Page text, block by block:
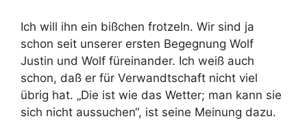
Ich will ihn ein bißchen frotzeln. Wir sind ja
schon seit unserer ersten Begegnung Wolf
Justin und Wolf füreinander. Ich weiß auch
schon, daß er für Verwandtschaft nicht viel
übrig hat. „Die ist wie das Wetter; man kann sie
sich nicht aussuchen“, ist seine Meinung dazu.